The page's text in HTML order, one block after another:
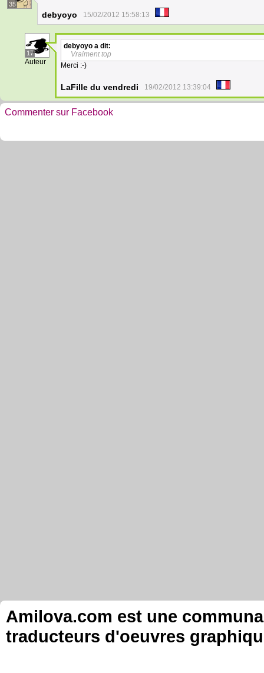
35
debyoyo 15/02/2012 15:58:13
17
Auteur
debyoyo a dit:
Vraiment top
Merci :-)
LaFille du vendredi 19/02/2012 13:39:04
Commenter sur Facebook
Amilova.com est une
traducteurs d'oeuvres